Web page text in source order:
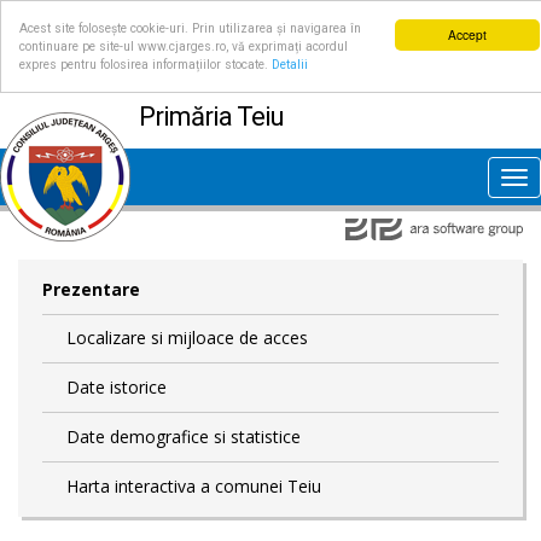
Accept
Acest site folosește cookie-uri. Prin utilizarea și navigarea în
continuare pe site-ul www.cjarges.ro, vă exprimați acordul
expres pentru folosirea informațiilor stocate.
Detalii
Primăria Teiu
Prezentare
Localizare si mijloace de acces
Date istorice
Date demografice si statistice
Harta interactiva a comunei Teiu